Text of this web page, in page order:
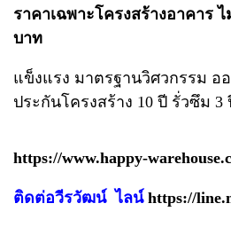
ราคาเฉพาะโครงสร้างอาคาร
บาท
แข็งแรง มาตรฐานวิศวกรรม อ
ประกันโครงสร้าง 10 ปี รั่วซึม 3
https://www.happy-
ติดต่อวีรวัฒน์ ไลน์ https://